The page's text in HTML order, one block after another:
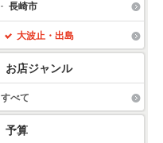
長崎市
大波止・出島
お店ジャンル
すべて
予算